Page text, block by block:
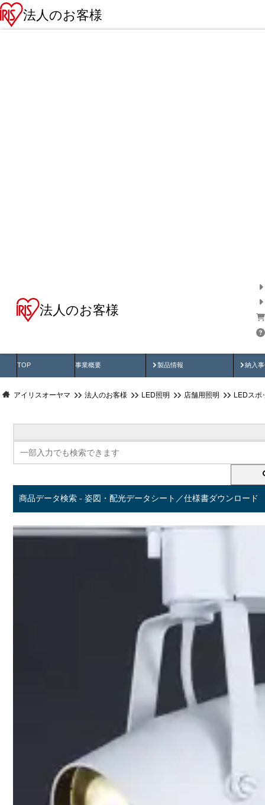
法人のお客様
法人のお客様
TOP 事業概要 製品情報
製品動画 納入
納
アイリスオーヤマ 法人のお客様 LED照明 店舗用照明 LEDスポ
商品データ検索 - 姿図・配光データシート／仕様書ダウンロード